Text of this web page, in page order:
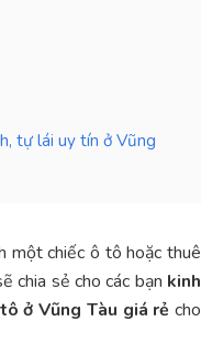
tự lái uy tín ở Vũng
một chiếc ô tô hoặc thuê
chia sẻ cho các bạn kinh
ở Vũng Tàu giá rẻ cho